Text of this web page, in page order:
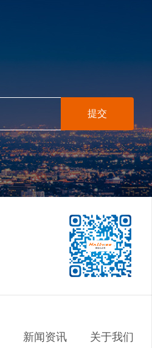
提交
新闻资讯 关于我们